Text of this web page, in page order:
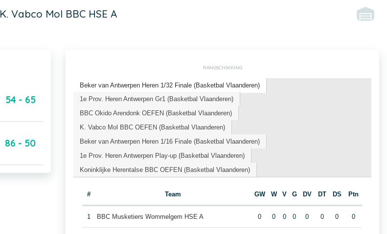
K. Vabco Mol BBC HSE A
54 - 65
86 - 50
RANGSCHIKKING
Beker van Antwerpen Heren 1/32 Finale (Basketbal Vlaanderen)
1e Prov. Heren Antwerpen Gr1 (Basketbal Vlaanderen)
BBC Okido Arendonk OEFEN (Basketbal Vlaanderen)
K. Vabco Mol BBC OEFEN (Basketbal Vlaanderen)
Beker van Antwerpen Heren 1/16 Finale (Basketbal Vlaanderen)
1e Prov. Heren Antwerpen Play-up (Basketbal Vlaanderen)
Koninklijke Herentalse BBC OEFEN (Basketbal Vlaanderen)
# Team GW W V G DV DT DS Ptn
1 BBC Musketiers Wommelgem HSE A 0 0 0 0 0 0 0 0